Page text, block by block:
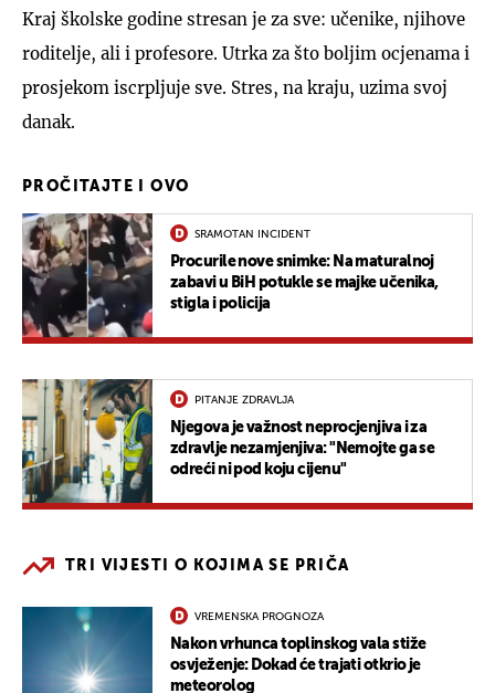
Kraj školske godine stresan je za sve: učenike, njihove
roditelje, ali i profesore. Utrka za što boljim ocjenama i
prosjekom iscrpljuje sve. Stres, na kraju, uzima svoj
danak.
PROČITAJTE I OVO
SRAMOTAN INCIDENT
Procurile nove snimke: Na maturalnoj
zabavi u BiH potukle se majke učenika,
stigla i policija
PITANJE ZDRAVLJA
Njegova je važnost neprocjenjiva i za
zdravlje nezamjenjiva: "Nemojte ga se
odreći ni pod koju cijenu"
TRI VIJESTI O KOJIMA SE PRIČA
VREMENSKA PROGNOZA
Nakon vrhunca toplinskog vala stiže
osvježenje: Dokad će trajati otkrio je
meteorolog